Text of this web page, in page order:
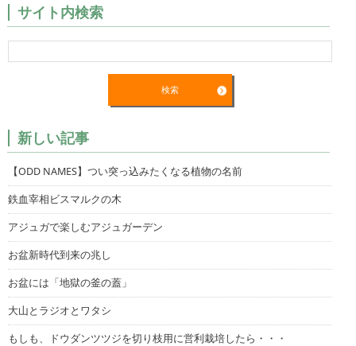
サイト内検索
新しい記事
【ODD NAMES】つい突っ込みたくなる植物の名前
鉄血宰相ビスマルクの木
アジュガで楽しむアジュガーデン
お盆新時代到来の兆し
お盆には「地獄の釜の蓋」
大山とラジオとワタシ
もしも、ドウダンツツジを切り枝用に営利栽培したら・・・